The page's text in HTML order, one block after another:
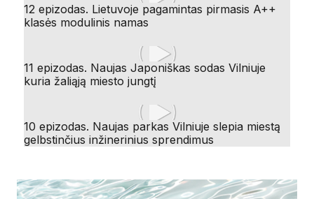
12 epizodas. Lietuvoje pagamintas pirmasis A++
klasės modulinis namas
11 epizodas. Naujas Japoniškas sodas Vilniuje
kuria žaliąją miesto jungtį
10 epizodas. Naujas parkas Vilniuje slepia miestą
gelbstinčius inžinerinius sprendimus